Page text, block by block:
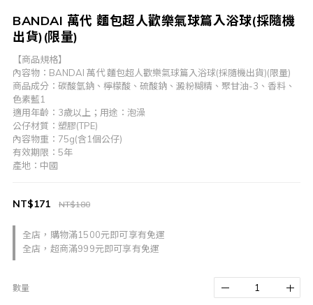
BANDAI 萬代 麵包超人歡樂氣球篇入浴球(採隨機
出貨)(限量)
【商品規格】
內容物：BANDAI 萬代 麵包超人歡樂氣球篇入浴球(採隨機出貨)(限量)
商品成分：碳酸氫鈉、檸檬酸、硫酸鈉、澱粉糊精、聚甘油-3、香料、
色素藍1
適用年齡：3歲以上；用途：泡澡
公仔材質：塑膠(TPE)
內容物重：75g(含1個公仔)
有效期限：5年
產地：中國
全店，購物滿1500元即可享有免運
全店，超商滿999元即可享有免運
NT$180
NT$171
數量